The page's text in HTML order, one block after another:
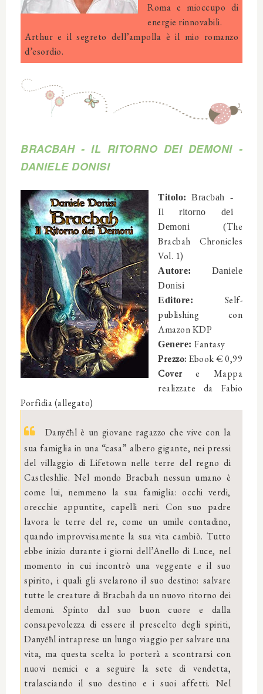
Roma e mioccupo di
energie rinnovabili.
Arthur e il segreto dell’ampolla è il mio romanzo
d’esordio.
BRACBAH - IL RITORNO DEI DEMONI -
DANIELE DONISI
Titolo: Bracbah
-
Il ritorno dei
Demoni (The
Bracbah Chronicles
Vol. 1)
Autore:
Daniele
Donisi
Editore: Self-
publishing con
Amazon KDP
Genere: Fantasy
Prezzo: Ebook € 0,99
Covere Mappa
realizzate da Fabio
Porfidia (allegato)
Danyĕħl è un giovane ragazzo che vive con la
sua famiglia in una “casa” albero gigante, nei pressi
del villaggio di Lifetown nelle terre del regno di
Castleshlie. Nel mondo Bracbah nessun umano è
come lui, nemmeno la sua famiglia: occhi verdi,
orecchie appuntite, capelli neri. Con suo padre
lavora le terre del re, come un umile contadino,
quando improvvisamente la sua vita cambiò. Tutto
ebbe inizio durante i giorni dell’Anello di Luce, nel
momento in cui incontrò una veggente e il suo
spirito, i quali gli svelarono il suo destino: salvare
tutte le creature di Bracbah da un nuovo ritorno dei
demoni. Spinto dal suo buon cuore e dalla
consapevolezza di essere il prescelto degli spiriti,
Danyĕħl intraprese un lungo viaggio per salvare una
vita, ma questa scelta lo porterà a scontrarsi con
nuovi nemici e a seguire la sete di vendetta,
tralasciando il suo destino e i suoi affetti. Nel